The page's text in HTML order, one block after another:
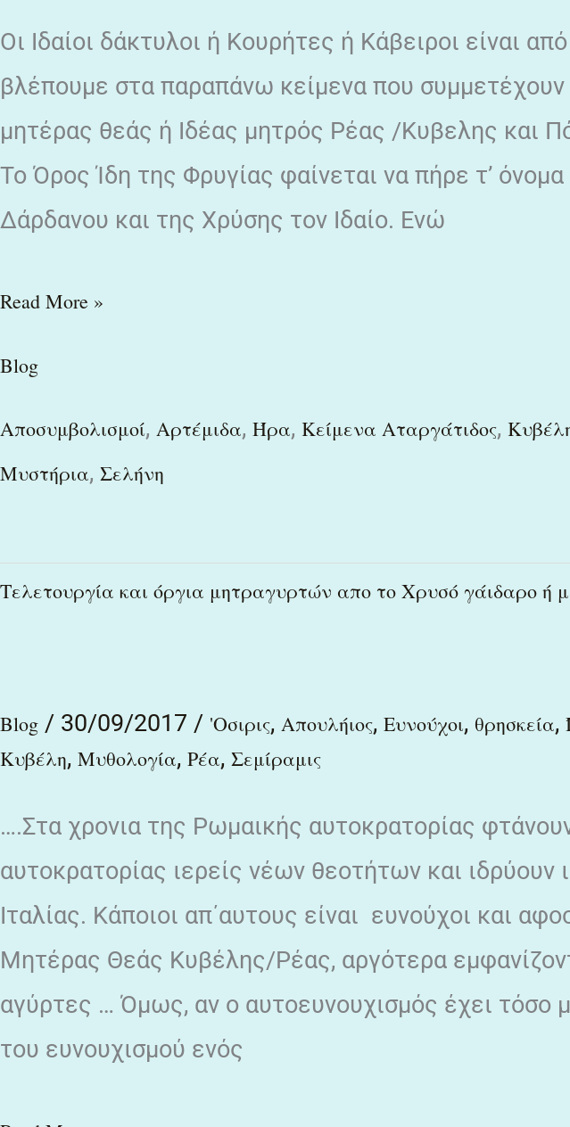
Οι Ιδαίοι δάκτυλοι ή Κουρήτες ή Κάβειροι είναι
βλέπουμε στα παραπάνω κείμενα που
μητέρας θεάς ή Ιδέας μητρός Ρέας /Κυβελης και
Το Όρος Ίδη της Φρυγίας φαίνεται να πήρε τ’
Δάρδανου και της Χρύσης τον Ιδαίο. Ενώ
Read More »
Blog
Αποσυμβολισμοί, Αρτέμιδα, Ήρα, Κείμενα Αταργάτιδος,
Μυστήρια, Σελήνη
Τελετουργία και όργια μητραγυρτών απο το Χρυσό γάιδαρο ή
Blog / 30/09/2017 / 'Οσιρις, Απουλήιος, Ευνούχοι, θρησκεία,
Κυβέλη, Μυθολογία, Ρέα, Σεμίραμις
….Στα χρονια της Ρωμαικής αυτοκρατορίας
αυτοκρατορίας ιερείς νέων θεοτήτων και
Ιταλίας. Κάποιοι απ΄αυτους είναι ευνούχοι και
Μητέρας Θεάς Κυβέλης/Ρέας, αργότερα
αγύρτες … Όμως, αν ο αυτοευνουχισμός έχει τόσο
του ευνουχισμού ενός
Τελετουργία
απο
το
γάιδαρο
ή
μεταμορφώσεις
Απουλήιου